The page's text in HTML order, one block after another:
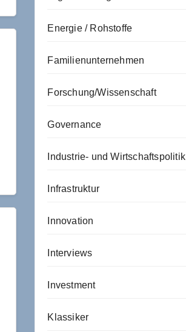
Energie / Rohstoffe
Familienunternehmen
Forschung/Wissenschaft
Governance
Industrie- und Wirtschaftspolitik
Infrastruktur
Innovation
Interviews
Investment
Klassiker